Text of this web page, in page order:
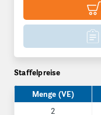
Staffelpreise
Menge (VE)
2